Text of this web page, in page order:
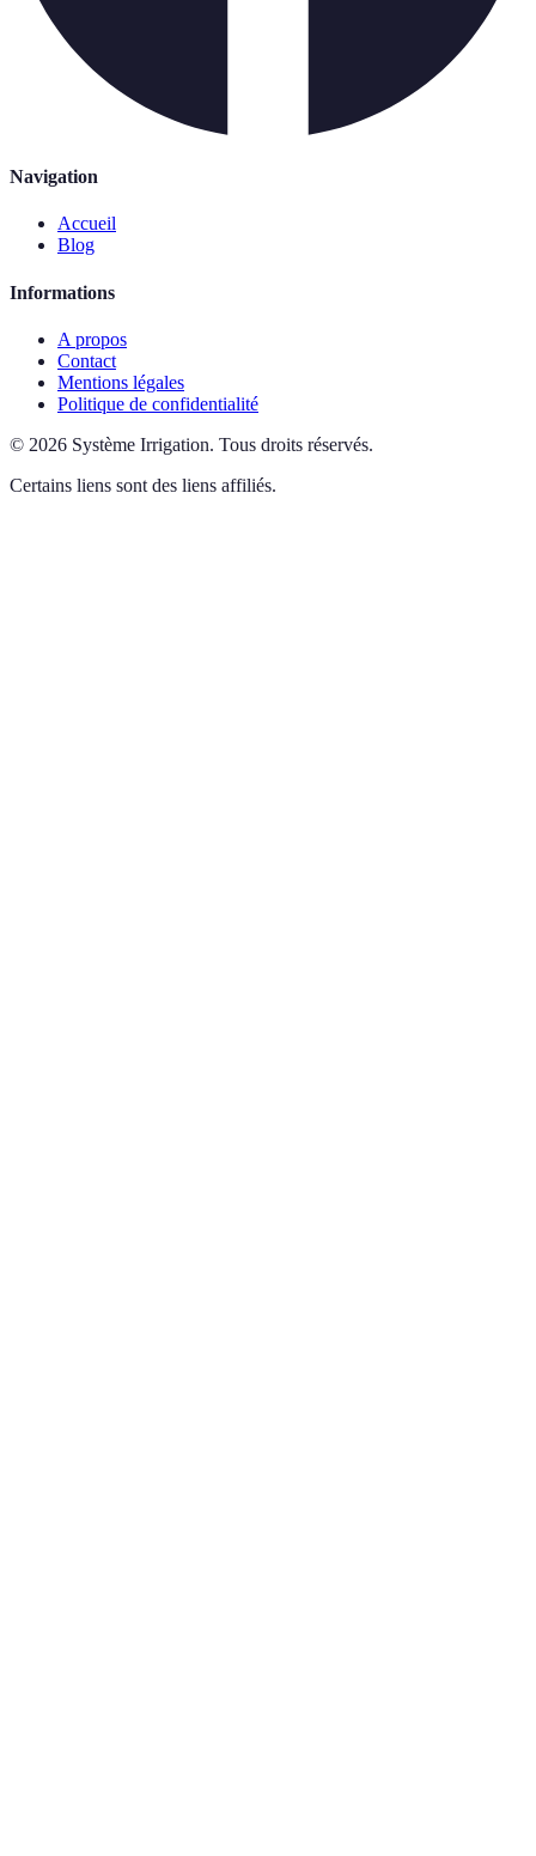
Navigation
Accueil
Blog
Informations
A propos
Contact
Mentions légales
Politique de confidentialité
© 2026 Système Irrigation. Tous droits réservés.
Certains liens sont des liens affiliés.